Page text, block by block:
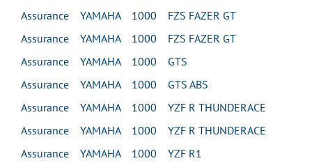
Assurance YAMAHA 1000 FZS FAZER GT
Assurance YAMAHA 1000 FZS FAZER GT
Assurance YAMAHA 1000 GTS
Assurance YAMAHA 1000 GTS ABS
Assurance YAMAHA 1000 YZF R THUNDERACE
Assurance YAMAHA 1000 YZF R THUNDERACE
Assurance YAMAHA 1000 YZF R1